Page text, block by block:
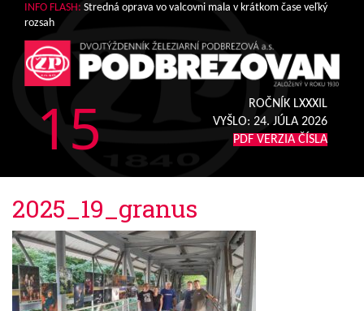
INFO FLASH: Stredná oprava vo valcovni mala v krátkom čase veľký
rozsah
15
ROČNÍK LXXXIL
VYŠLO: 24. JÚLA 2026
PDF VERZIA ČÍSLA
2025_19_granus